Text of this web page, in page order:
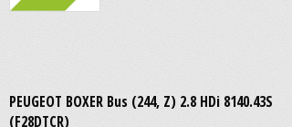
PEUGEOT BOXER Bus (244, Z) 2.8 HDi 8140.43S
(F28DTCR)